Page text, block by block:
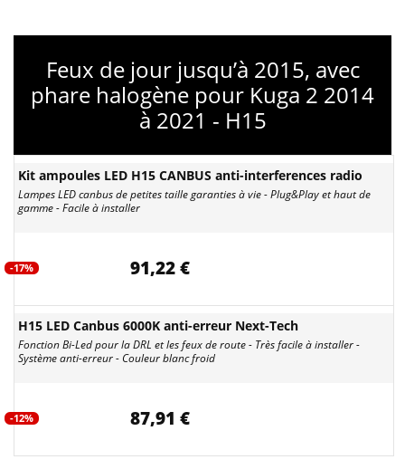
Feux de jour jusqu’à 2015, avec
phare halogène pour Kuga 2 2014
à 2021 - H15
Kit ampoules LED H15 CANBUS anti-interferences radio
Lampes LED canbus de petites taille garanties à vie - Plug&Play et haut de
gamme - Facile à installer
-17% 91,22 €
H15 LED Canbus 6000K anti-erreur Next-Tech
Fonction Bi-Led pour la DRL et les feux de route - Très facile à installer -
Système anti-erreur - Couleur blanc froid
-12% 87,91 €